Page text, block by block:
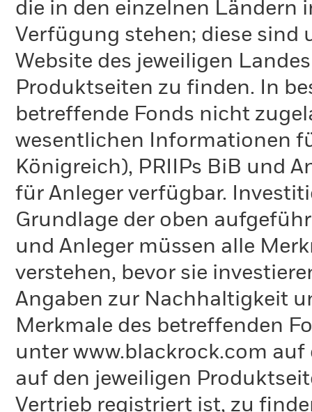
die in den einzelnen Ländern
Verfügung stehen; diese sind
Website des jeweiligen
Produktseiten zu finden. In
betreffende Fonds nicht
wesentlichen Informationen
Königreich), PRIIPs BiB und
für Anleger verfügbar.
Grundlage der oben
und Anleger müssen alle
verstehen, bevor sie
Angaben zur Nachhaltigkeit
Merkmale des betreffenden
unter www.blackrock.com auf
auf den jeweiligen
Vertrieb registriert ist, zu